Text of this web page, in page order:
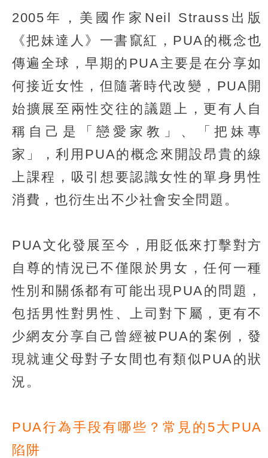
2005年，美國作家Neil Strauss出版
《把妹達人》一書竄紅，PUA的概念也
傳遍全球，早期的PUA主要是在分享如
何接近女性，但隨著時代改變，PUA開
始擴展至兩性交往的議題上，更有人自
稱自己是「戀愛家教」、「把妹專
家」，利用PUA的概念來開設昂貴的線
上課程，吸引想要認識女性的單身男性
消費，也衍生出不少社會安全問題。
PUA文化發展至今，用貶低來打擊對方
自尊的情況已不僅限於男女，任何一種
性別和關係都有可能出現PUA的問題，
包括男性對男性、上司對下屬，更有不
少網友分享自己曾經被PUA的案例，發
現就連父母對子女間也有類似PUA的狀
況。
PUA行為手段有哪些？常見的5大PUA
陷阱